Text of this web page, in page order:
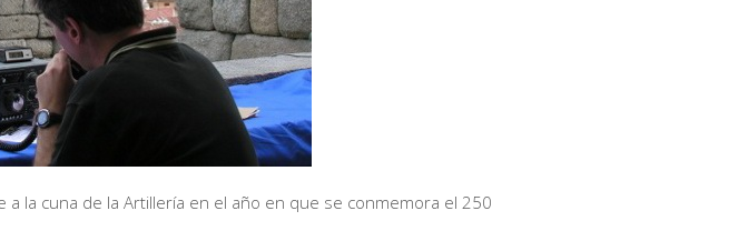
la cuna de la Artillería en el año en que se conmemora el 250